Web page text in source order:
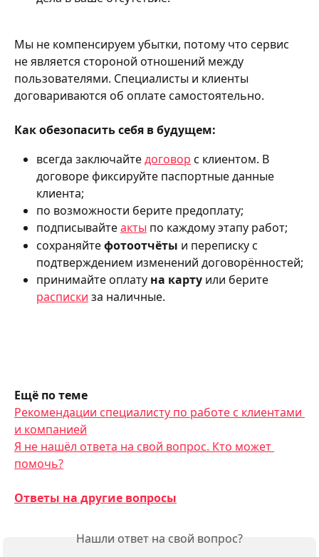
Мы не компенсируем убытки, потому что сервис
не является стороной отношений между
пользователями. Специалисты и клиенты
договариваются об оплате самостоятельно.
Как обезопасить себя в будущем:
всегда заключайте договор с клиентом. В
договоре фиксируйте паспортные данные
клиента;
по возможности берите предоплату;
подписывайте акты по каждому этапу работ;
сохраняйте фотоотчёты и переписку с
подтверждением изменений договорённостей;
принимайте оплату на карту или берите
расписки за наличные.
Ещё по теме
Рекомендации специалисту по работе с клиентами
и компанией
Я не нашёл ответа на свой вопрос. Кто может
помочь?
Ответы на другие вопросы
Нашли ответ на свой вопрос?